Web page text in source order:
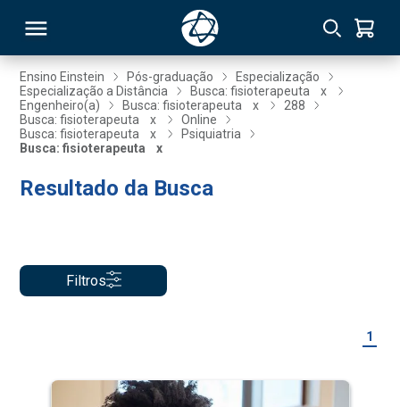
Ensino Einstein Pós-graduação
Especialização
Especialização a Distância
Busca: fisioterapeuta
x
Engenheiro(a)
Busca: fisioterapeuta x
288
Busca: fisioterapeuta
x
Online
Busca: fisioterapeuta
x
Psiquiatria
Busca: fisioterapeuta
x
Resultado da Busca
Filtros
1